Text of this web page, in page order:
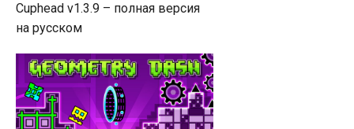
Cuphead v1.3.9 – полная версия
на русском